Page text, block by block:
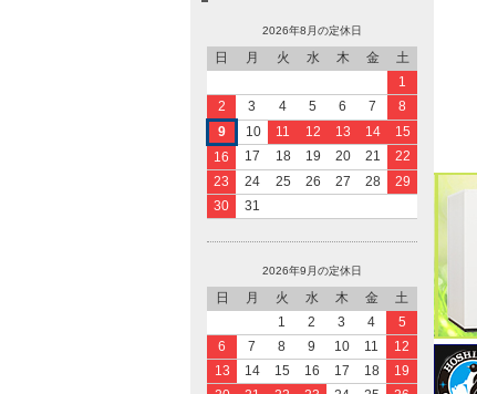
2026年8月の定休日
日 月 火 水 木 金
土
1
2
3 4 5 6 7
8
9
10 11 12 13 14
15
16
17 18 19 20 21
22
23
24 25 26 27 28
29
30
31
2026年9月の定休日
日 月 火 水 木 金
土
1
2 3 4
5
6
7 8 9 10 11
12
13
14 15 16 17 18
19